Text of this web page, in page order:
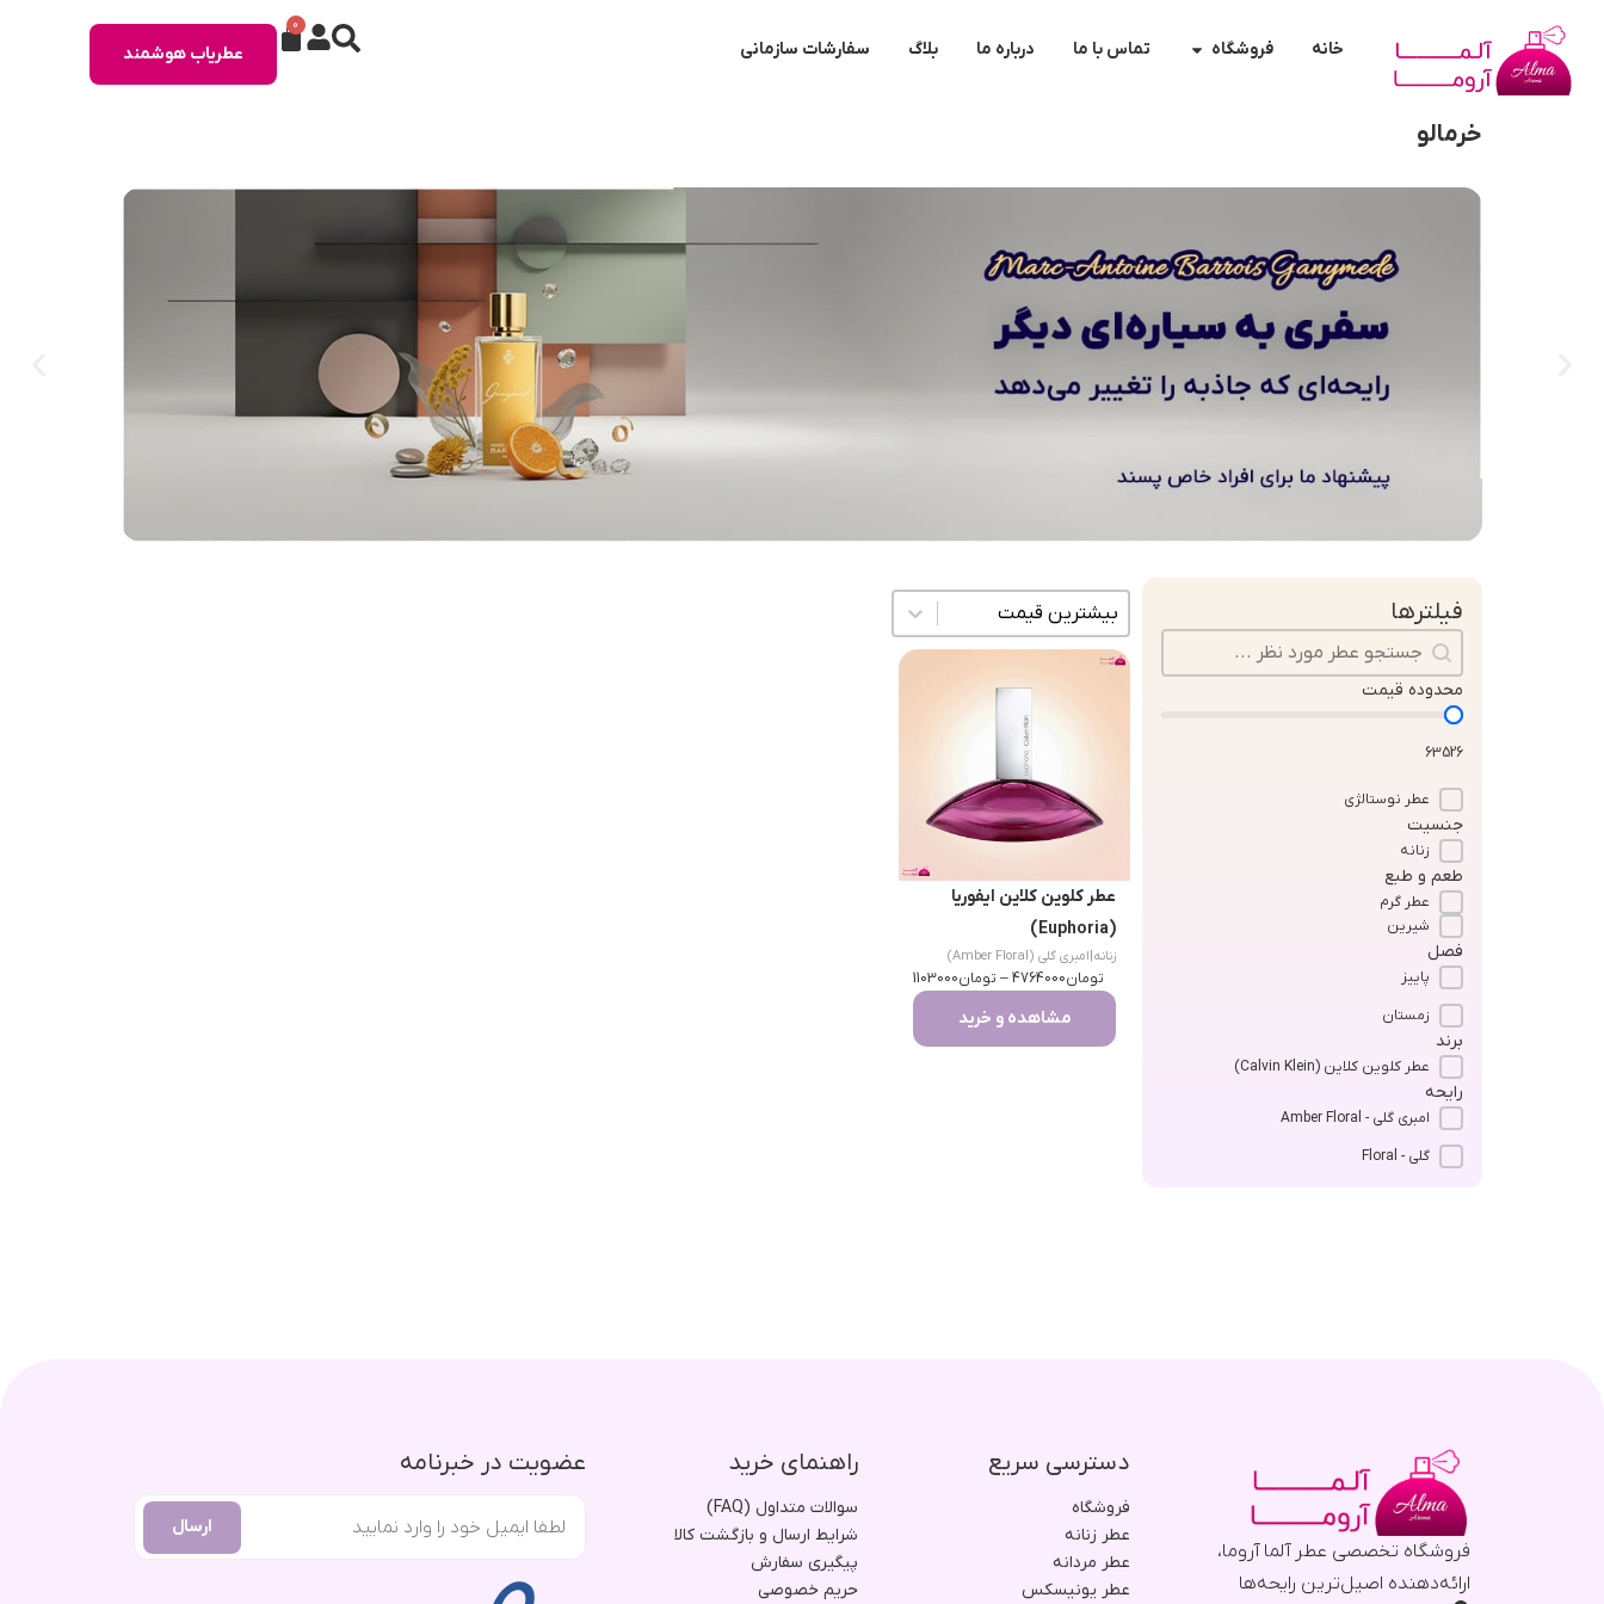
خانه فروشگاه تماس با ما درباره ما بلاگ سفارشات سازمانی
0
عطریاب هوشمند
خرمالو
فیلترها
جستجو در محتوا
محدوده قیمت
63526
عطر نوستالژی
جنسیت
زنانه
طعم و طبع
عطر گرم
شیرین
فصل
پاییز
زمستان
برند
عطر کلوین کلاین (Calvin Klein)
رایحه
امبری گلی - Amber Floral
گلی - Floral
مرتب سازی محتوا
عطر کلوین کلاین ایفوریا
(Euphoria)
زنانه امبری گلی (Amber Floral)
تومان4764000
– تومان1103000
مشاهده و خرید
فروشگاه تخصصی عطر آلما آروما،
ارائه‌دهنده اصیل‌ترین رایحه‌ها
دسترسی سریع
فروشگاه
عطر زنانه
عطر مردانه
عطر یونیسکس
راهنمای خرید
سوالات متداول (FAQ)
شرایط ارسال و بازگشت کالا
پیگیری سفارش
حریم خصوصی
عضویت در خبرنامه
ارسال